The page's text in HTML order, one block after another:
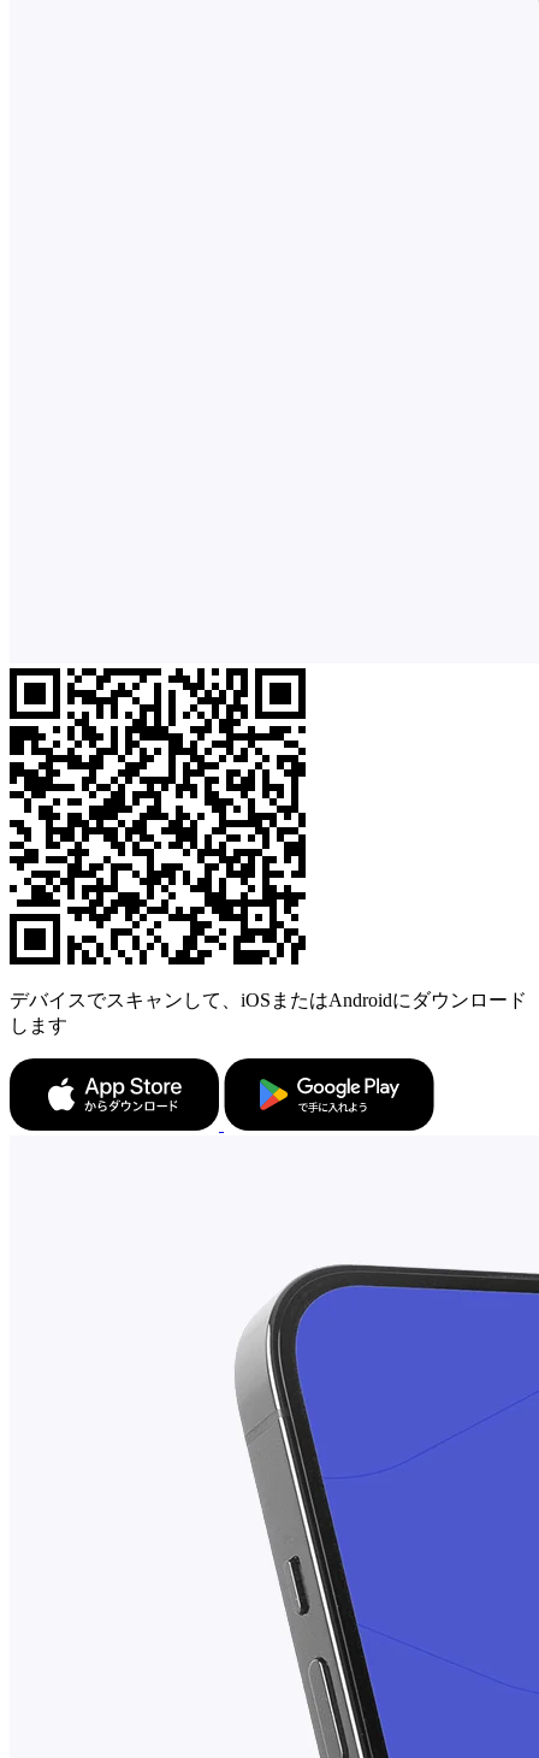
デバイスでスキャンして、iOSまたはAndroidにダウンロード
します